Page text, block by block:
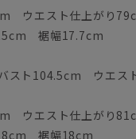
ウエスト仕上が
裾幅17.7cm
スト104.5cm ウエ
ウエスト仕上が
裾幅18cm